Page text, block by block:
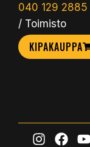
040 129 2885
/ Toimisto
KIPAKAUPPA